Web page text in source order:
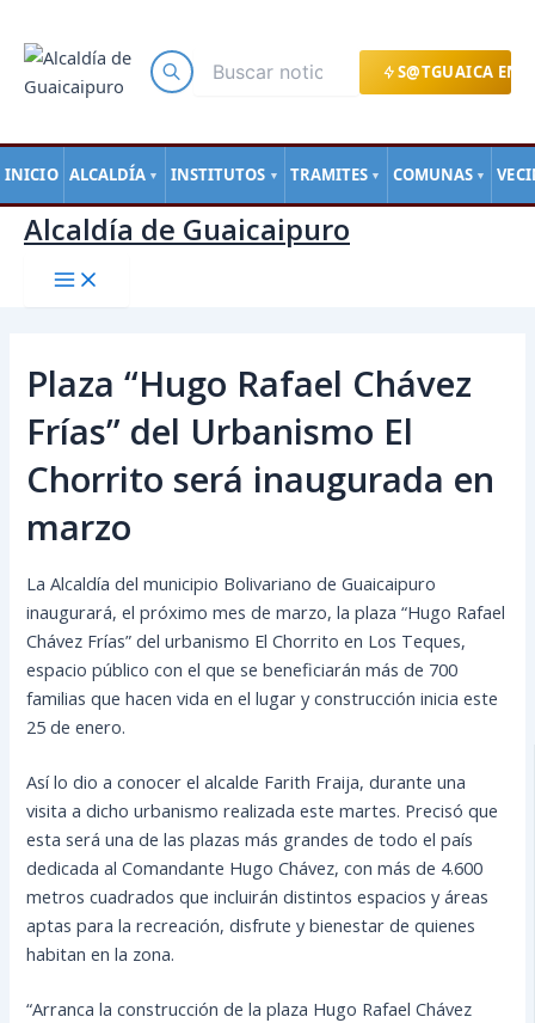
S@TGUAICA EN
INICIO ALCALDÍA ▼ INSTITUTOS ▼ TRAMITES ▼ COMUNAS ▼
contenido
Alcaldía de Guaicaipuro
Plaza “Hugo Rafael Chávez
Frías” del Urbanismo El
Chorrito será inaugurada en
marzo
La Alcaldía del municipio Bolivariano de Guaicaipuro
inaugurará, el próximo mes de marzo, la plaza “Hugo Rafael
Chávez Frías” del urbanismo El Chorrito en Los Teques,
espacio público con el que se beneficiarán más de 700
familias que hacen vida en el lugar y construcción inicia este
25 de enero.
Así lo dio a conocer el alcalde Farith Fraija, durante una
visita a dicho urbanismo realizada este martes. Precisó que
esta será una de las plazas más grandes de todo el país
dedicada al Comandante Hugo Chávez, con más de 4.600
metros cuadrados que incluirán distintos espacios y áreas
aptas para la recreación, disfrute y bienestar de quienes
habitan en la zona.
“Arranca la construcción de la plaza Hugo Rafael Chávez
de
entradas